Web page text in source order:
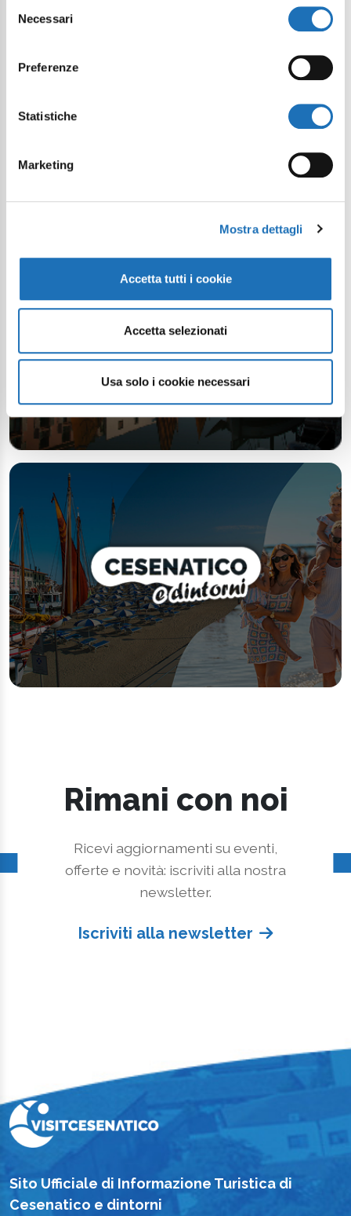
delNecessari
Preferenze
Statistiche
Marketing
Mostra dettagli
Accetta tutti i cookie
Accetta selezionati
Usa solo i cookie necessari
Rimani con noi
Ricevi aggiornamenti su eventi,
offerte e novità: iscriviti alla nostra
newsletter.
Iscriviti alla newsletter
Sito Ufficiale di Informazione Turistica di
Cesenatico e dintorni